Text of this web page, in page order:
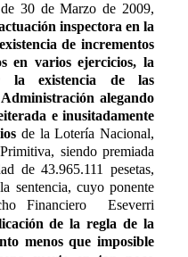
30 de Marzo de 2009,
inspectora en la
de incrementos
en varios ejercicios, la
la existencia de las
alegando
e inusitadamente
de la Lotería Nacional,
siendo premiada
de 43.965.111 pesetas,
sentencia, cuyo ponente
Financiero Eseverri
de la regla de la
menos que imposible